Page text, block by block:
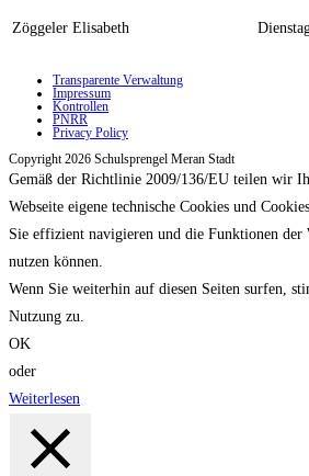
Zöggeler Elisabeth
Transparente Verwaltung
Impressum
Kontrollen
PNRR
Privacy Policy
Copyright 2026 Schulsprengel Meran Stadt
Gemäß der Richtlinie 2009/136/EU teilen wir
Webseite eigene technische Cookies und
Sie effizient navigieren und die Funktionen der
nutzen können.
Wenn Sie weiterhin auf diesen Seiten surfen,
Nutzung zu.
OK
oder
Weiterlesen